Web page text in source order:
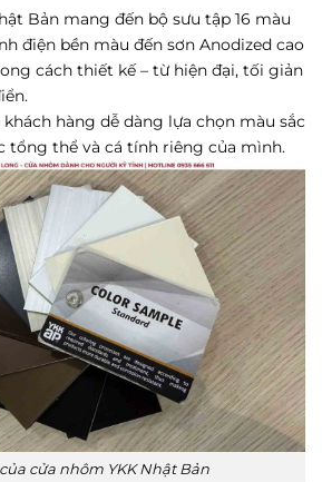
Bản mang đến bộ sưu tập 16 màu
điện bền màu đến sơn Anodized cao
cách thiết kế – từ hiện đại, tối giản
hàng dễ dàng lựa chọn màu sắc
tổng thể và cá tính riêng của mình.
cửa nhôm YKK Nhật Bản